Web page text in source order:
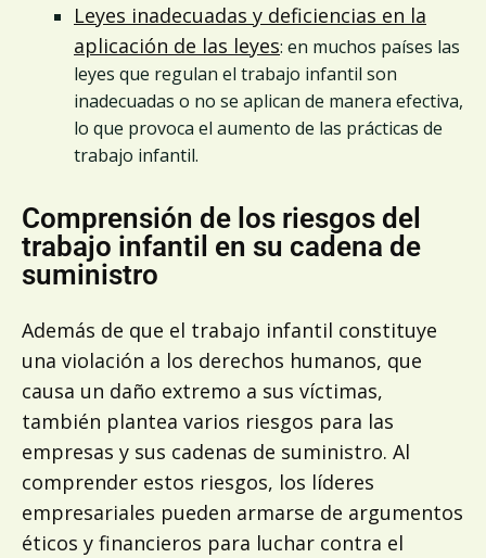
Leyes inadecuadas y deficiencias en la
aplicación de las leyes: en muchos países las
leyes que regulan el trabajo infantil son
inadecuadas o no se aplican de manera efectiva,
lo que provoca el aumento de las prácticas de
trabajo infantil.
Comprensión de los riesgos del
trabajo infantil en su cadena de
suministro
Además de que el trabajo infantil constituye
una violación a los derechos humanos, que
causa un daño extremo a sus víctimas,
también plantea varios riesgos para las
empresas y sus cadenas de suministro. Al
comprender estos riesgos, los líderes
empresariales pueden armarse de argumentos
éticos y financieros para luchar contra el